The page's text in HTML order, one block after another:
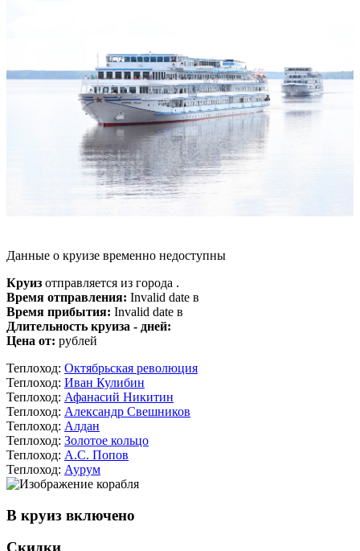
Данные о круизе временно недоступны
Круиз отправляется из города .
Время отправления: Invalid date в
Время прибытия: Invalid date в
Длительность круиза - дней:
Цена от: рублей
Теплоход: Октябрьская революция
Теплоход: Иван Кулибин
Теплоход: Афанасий Никитин
Теплоход: Александр Свешников
Теплоход: Алдан
Теплоход: Золотое кольцо
Теплоход: А.С. Попов
Теплоход: Аурум
В круиз включено